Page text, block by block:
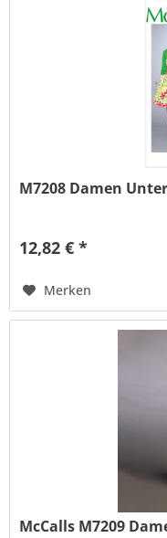
M7208 Damen
12,82 € *
Merken
McCalls M7209